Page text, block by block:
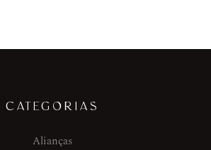
CATEGORIAS
Alianças